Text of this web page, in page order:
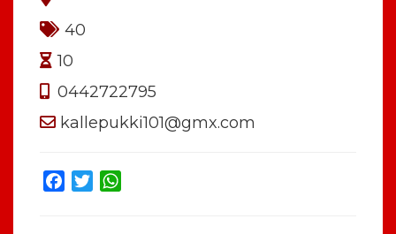
40
10
0442722795
kallepukki101@gmx.com
Facebook
Twitter